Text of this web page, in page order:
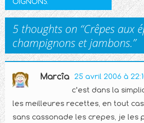
navigation
5 thoughts on “Crêpes aux
champignons et jambons.”
Marcîa 25 avril 2006 à
c’est dans la
les meilleures recettes, en tout
sans cassonade les crepes, je les